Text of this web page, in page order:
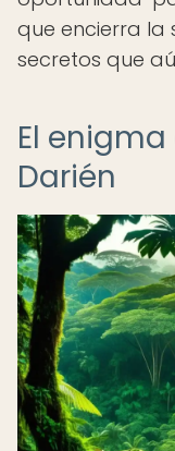
que encierra la
secretos que
El
Darién